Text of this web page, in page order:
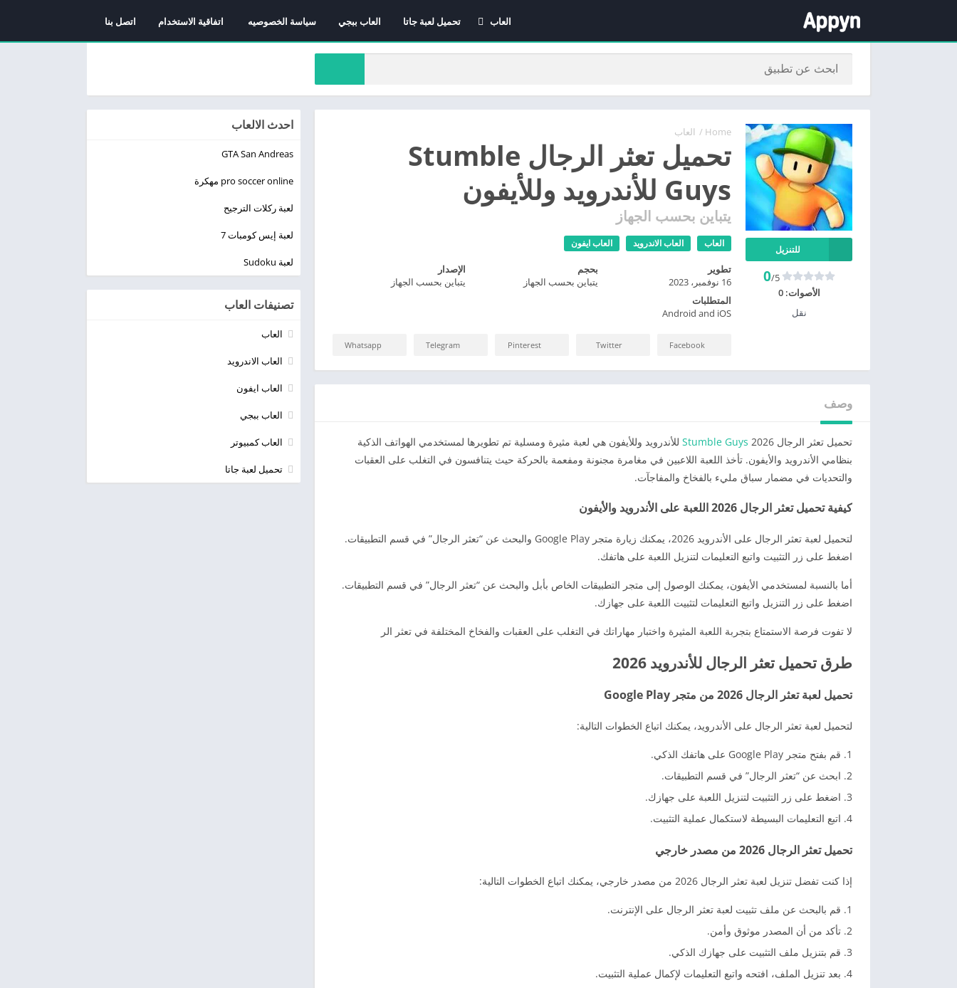
العاب
العاب الاندرويد
تحميل لعبة جاتا العاب ببجي سياسة الخصوصيه اتفاقية الاستخدام اتصل بنا
Home
/ العاب
تحميل تعثر الرجال Stumble
Guys للأندرويد وللأيفون
يتباين بحسب الجهاز
العاب العاب الاندرويد العاب ايفون
للتنزيل
0/5
الأصوات:0
نقل
تطوير
16 نوفمبر، 2023
بحجم
يتباين بحسب الجهاز
الإصدار
يتباين بحسب الجهاز
المتطلبات
Android and iOS
Facebook
Twitter
Pinterest
Telegram
Whatsapp
وصف
تحميل تعثر الرجال 2026 Stumble Guys للأندرويد وللأيفون هي لعبة مثيرة ومسلية تم تطويرها لمستخدمي الهواتف الذكية
بنظامي الأندرويد والأيفون. تأخذ اللعبة اللاعبين في مغامرة مجنونة ومفعمة بالحركة حيث يتنافسون في التغلب على العقبات
والتحديات في مضمار سباق مليء بالفخاخ والمفاجآت.
كيفية تحميل تعثر الرجال 2026 اللعبة على الأندرويد والأيفون
لتحميل لعبة تعثر الرجال على الأندرويد 2026، يمكنك زيارة متجر Google Play والبحث عن “تعثر الرجال” في قسم التطبيقات.
اضغط على زر التثبيت واتبع التعليمات لتنزيل اللعبة على هاتفك.
أما بالنسبة لمستخدمي الأيفون، يمكنك الوصول إلى متجر التطبيقات الخاص بأبل والبحث عن “تعثر الرجال” في قسم التطبيقات.
اضغط على زر التنزيل واتبع التعليمات لتثبيت اللعبة على جهازك.
لا تفوت فرصة الاستمتاع بتجربة اللعبة المثيرة واختبار مهاراتك في التغلب على العقبات والفخاخ المختلفة في تعثر الر
طرق تحميل تعثر الرجال للأندرويد 2026
تحميل لعبة تعثر الرجال 2026 من متجر Google Play
لتحميل لعبة تعثر الرجال على الأندرويد، يمكنك اتباع الخطوات التالية:
قم بفتح متجر Google Play على هاتفك الذكي.
ابحث عن “تعثر الرجال” في قسم التطبيقات.
اضغط على زر التثبيت لتنزيل اللعبة على جهازك.
اتبع التعليمات البسيطة لاستكمال عملية التثبيت.
تحميل تعثر الرجال 2026 من مصدر خارجي
إذا كنت تفضل تنزيل لعبة تعثر الرجال 2026 من مصدر خارجي، يمكنك اتباع الخطوات التالية:
قم بالبحث عن ملف تثبيت لعبة تعثر الرجال على الإنترنت.
تأكد من أن المصدر موثوق وأمن.
قم بتنزيل ملف التثبيت على جهازك الذكي.
بعد تنزيل الملف، افتحه واتبع التعليمات لإكمال عملية التثبيت.
احدث الالعاب
GTA San Andreas
pro soccer online مهكرة
لعبة ركلات الترجيح
لعبة إيس كومبات 7
لعبة Sudoku
تصنيفات العاب
العاب
العاب الاندرويد
العاب ايفون
العاب ببجي
العاب كمبيوتر
تحميل لعبة جاتا